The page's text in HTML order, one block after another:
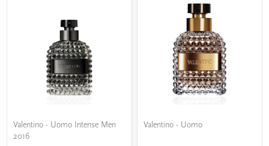
Valentino - Uomo Intense Men
2016
Valentino - Uomo